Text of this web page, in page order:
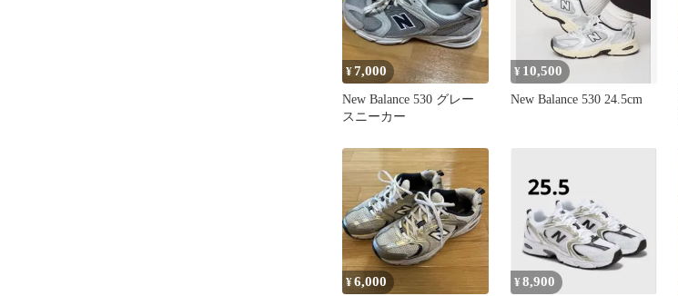
¥7,000
New Balance 530 グレー
スニーカー
¥ 10,500
New Balance 530 24.5cm
¥6,000 ¥8,900